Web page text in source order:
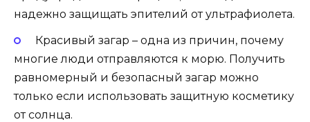
надежно защищать эпителий от ультрафиолета.
Красивый загар – одна из причин, почему
многие люди отправляются к морю. Получить
равномерный и безопасный загар можно
только если использовать защитную косметику
от солнца.